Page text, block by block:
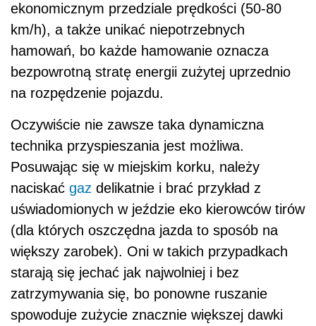
ekonomicznym przedziale prędkości (50-80
km/h), a także unikać niepotrzebnych
hamowań, bo każde hamowanie oznacza
bezpowrotną stratę energii zużytej uprzednio
na rozpędzenie pojazdu.
Oczywiście nie zawsze taka dynamiczna
technika przyspieszania jest możliwa.
Posuwając się w miejskim korku, należy
naciskać gaz delikatnie i brać przykład z
uświadomionych w jeździe eko kierowców tirów
(dla których oszczędna jazda to sposób na
większy zarobek). Oni w takich przypadkach
starają się jechać jak najwolniej i bez
zatrzymywania się, bo ponowne ruszanie
spowoduje zużycie znacznie większej dawki